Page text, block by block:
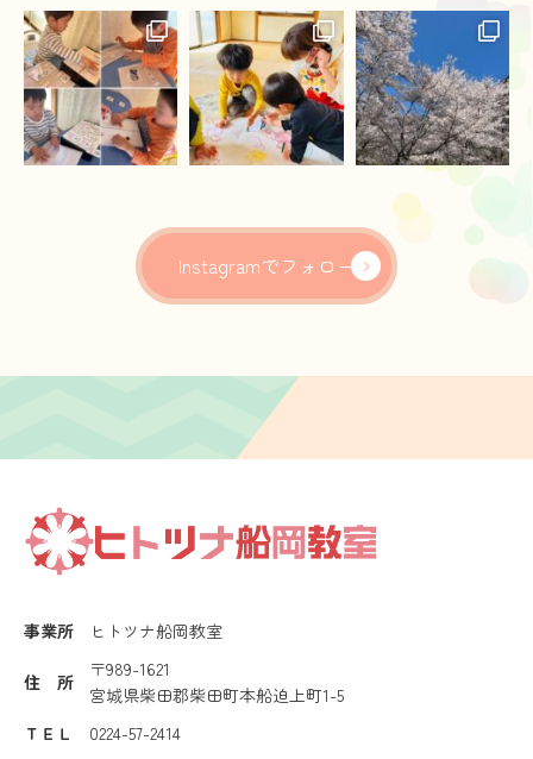
Instagramでフォロー
事業所 ヒトツナ船岡教室
住 所
〒989-1621
宮城県柴田郡柴田町本船迫上町1-5
ＴＥＬ
0224-57-2414